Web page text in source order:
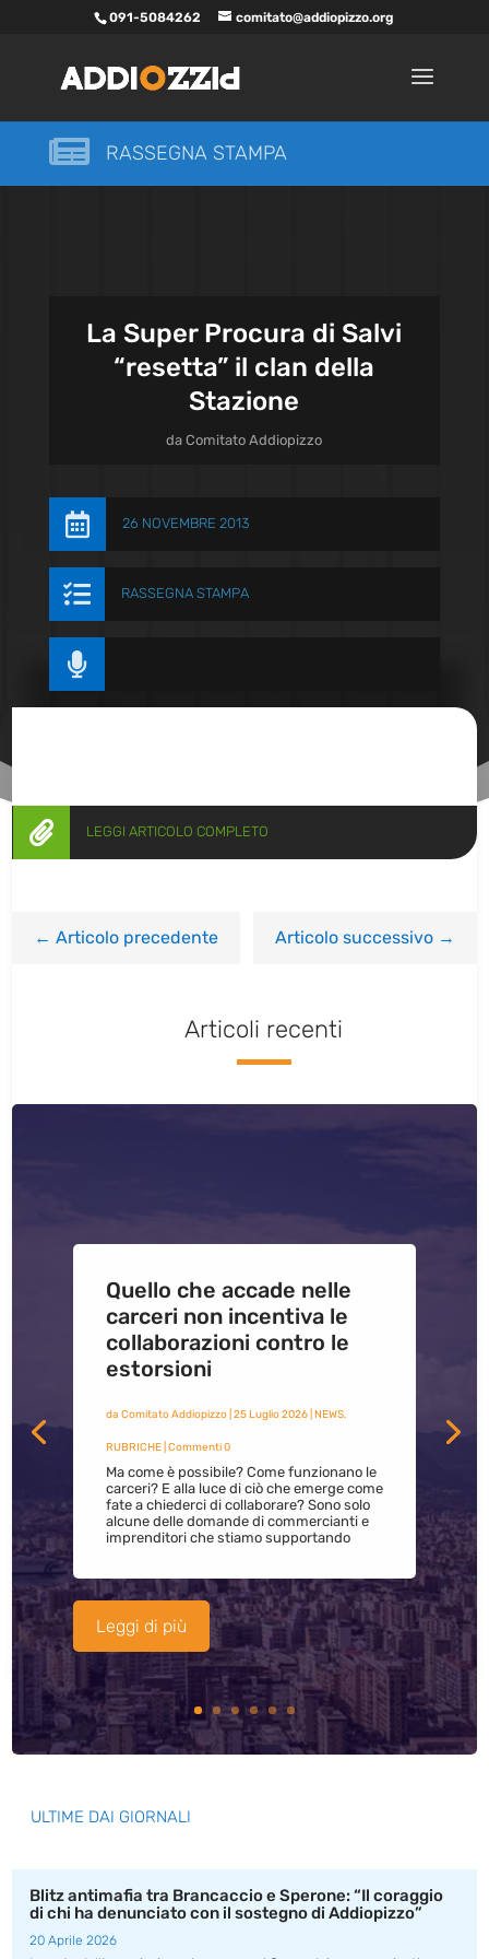
091-5084262 comitato@addiopizzo.org
 RASSEGNA STAMPA
La Super Procura di Salvi
“resetta” il clan della
Stazione
daComitato Addiopizzo
 26 NOVEMBRE 2013
 RASSEGNA STAMPA

 LEGGI ARTICOLO COMPLETO
←Articolo precedente Articolo successivo→
Articoli recenti
Quello che accade nelle
carceri non incentiva le
collaborazioni contro le
estorsioni
da Comitato Addiopizzo| 25 Luglio 2026| NEWS,
RUBRICHE| Commenti 0
Ma come è possibile? Come funzionano le
carceri? E alla luce di ciò che emerge come
fate a chiederci di collaborare? Sono solo
alcune delle domande di commercianti e
imprenditori che stiamo supportando
Leggi di più
ULTIME DAI GIORNALI
Blitz antimafia tra Brancaccio e Sperone: “Il coraggio
di chi ha denunciato con il sostegno di Addiopizzo”
20 Aprile 2026